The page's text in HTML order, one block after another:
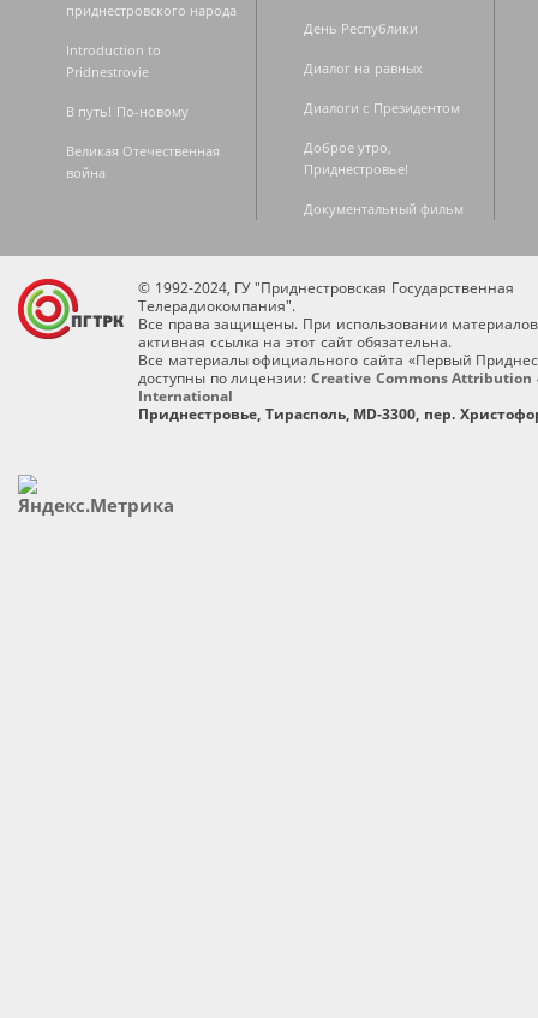
приднестровского народа
Introduction to
Pridnestrovie
В путь! По-новому
Великая Отечественная
война
День Республики
Диалог на равных
Диалоги с Президентом
Доброе утро,
Приднестровье!
Документальный фильм
© 1992-2024, ГУ "Приднестровская Государственная
Телерадиокомпания".
Все права защищены. При использовании
активная ссылка на этот сайт обязательна.
Все материалы официального сайта «Первый
доступны по лицензии: Creative Commons Attribution
International
Приднестровье, Тирасполь, MD-3300, пер.